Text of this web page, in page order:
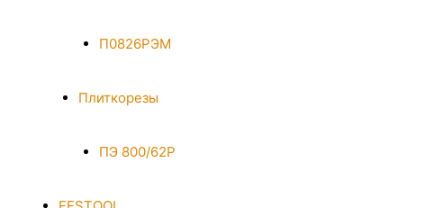
П0826РЭМ
Плиткорезы
ПЭ 800/62Р